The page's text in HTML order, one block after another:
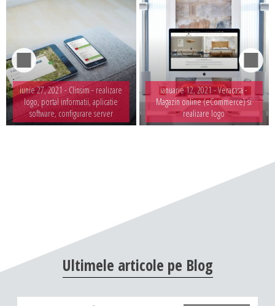
iunie 27, 2021 - Clinsim - realizare
logo, portal informatii, aplicatie
software, configurare server
ianuarie 12, 2021 -Veracasa -
Magazin online (eCommerce) si
realizare logo
Ultimele articole pe Blog